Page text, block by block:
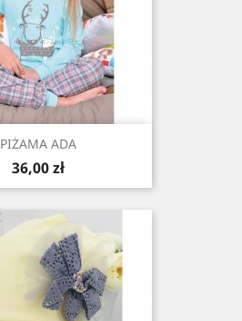
PIŻAMA ADA
Cena
36,00 zł